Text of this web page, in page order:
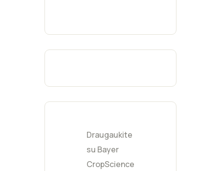
Moka (0)
Burgundijos
(0)
Persikinė (0)
Draugaukite
su Bayer
CropScience